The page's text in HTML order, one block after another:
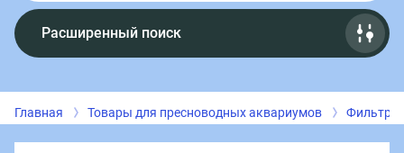
Расширенный поиск
Главная Товары для пресноводных аквариумов